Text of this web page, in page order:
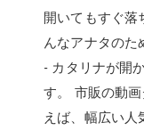
開いてもすぐ落
んなアナタのた
- カタリナが開
す。 市販の動
えば、幅広い人